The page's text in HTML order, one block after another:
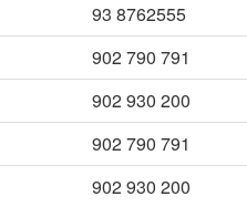
93 8762555
902 790 791
902 930 200
902 790 791
902 930 200